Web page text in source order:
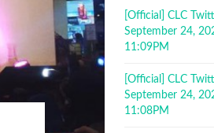
[Official] CLC
September 24,
11:09PM
[Official] CLC
September 24,
11:08PM